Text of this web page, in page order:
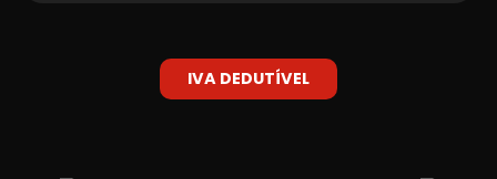
IVA DEDUTÍVEL